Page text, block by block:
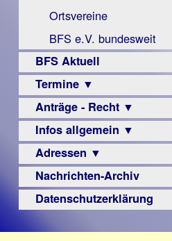
Ortsvereine
BFS e.V. bundesweit
BFS Aktuell
Termine ▼
Veranstaltungsprogramme
Anträge - Recht ▼
Archiv
Urteile
Infos allgemein ▼
Sehbehinderung
Frühförderung
Schule
–
Adressen ▼
Augenoptiker
Berufsbildungswerke
Nachrichten-Archiv
Datenschutzerklärung